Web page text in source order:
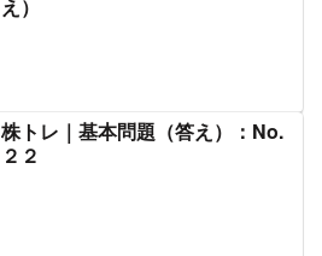
え）
株トレ｜基本問題（答え）：No.
２２